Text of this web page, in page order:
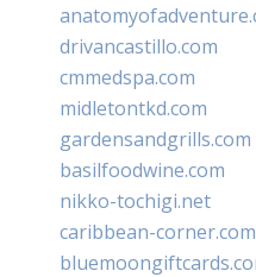
drivancastillo.com
cmmedspa.com
midletontkd.com
gardensandgrills.com
basilfoodwine.com
nikko-tochigi.net
caribbean-corner.com